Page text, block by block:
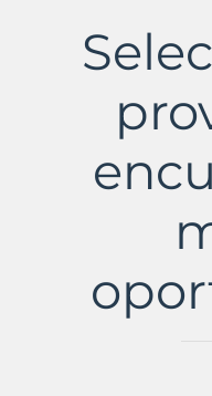
Murbalands